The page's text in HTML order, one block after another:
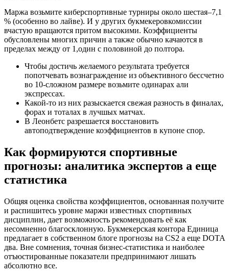
Маржа возьмите киберспортивные турниры около шестая–7,1
% (особенно во лайве). И у других букмекеровкомиссии
вчастую вращаются притом высокими. Коэффициенты
обусловлены многих причин а также обычно качаются в
пределах между от 1,один с половиной до полтора.
Чтобы достичь желаемого результата требуется
попотчевать вознаграждение из объективного бессчетно
во 10-сложном размере возьмите одинарах али
экспрессах.
Какой-то из них разыскается свежая разность в финалах,
форах и тоталах в лучшых матчах.
В Леонбетс разрешается восстановить
автоподтверждение коэффициентов в купоне спор.
Как формируются спортивные
прогнозы: аналитика экспертов а еще
статистика
Общяя оценка свойства коэффициентов, основанная получите
и распишитесь уровне маржи известных спортивных
дисциплин, дает возможность рекомендовать её как
несомненно благосклонную. Букмекерская контора Единица
предлагает в собственном блоге прогнозы на CS2 а еще DOTA
два. Вне сомнения, точная бизнес-статистика и наиболее
отъюстированные показатели предпринимают лишать
абсолютно все.